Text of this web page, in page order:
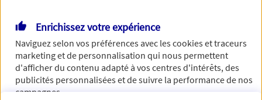
Enrichissez votre expérience
Naviguez selon vos préférences avec lescookies et traceurs
marketing et de personnalisation qui nous permettent
d'afficher du contenu adapté à vos centres d'intérêts, des
publicités personnalisées et de suivre la performance de nos
campagnes.